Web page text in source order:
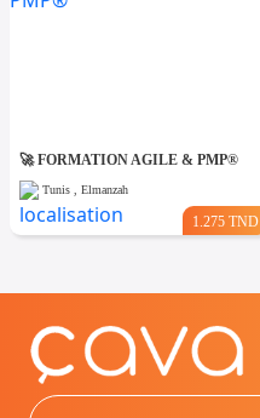
🚀 FORMATION AGILE & PMP®
Tunis , Elmanzah
1.275 TND